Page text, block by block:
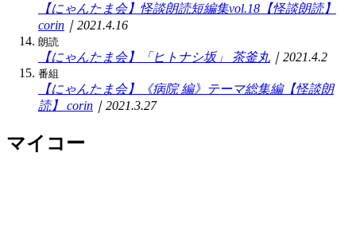
【にゃんたま会】怪談朗読短編集vol.18【怪談朗読】
corin ｜2021.4.16
朗読
【にゃんたま会】「ヒトナシ坂」 茶釜丸 ｜2021.4.2
番組
【にゃんたま会】《病院 編》テーマ総集編【怪談朗
読】
corin ｜2021.3.27
マイコー